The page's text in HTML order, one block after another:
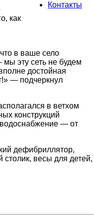
Контакты
как
в ваше село
эту сеть не будем
достойная
— подчеркнул
в ветхом
конструкций
водоснабжение — от
дефибриллятор,
весы для детей,